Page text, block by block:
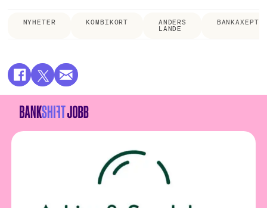
NYHETER KOMBIKORT ANDERS
LANDE
BANKAXEPT